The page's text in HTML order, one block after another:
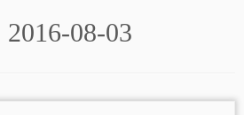
2016-08-03